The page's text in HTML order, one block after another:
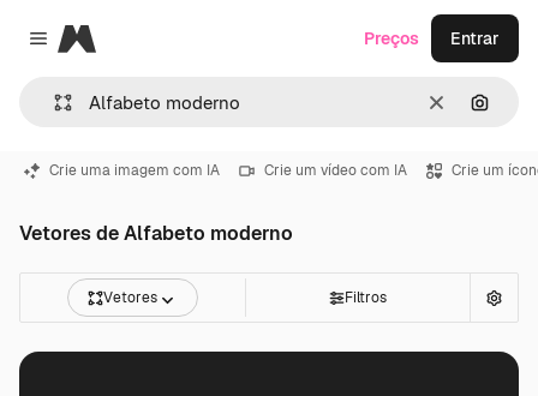
Close menu
Magnific
Limpar
Preços Entrar
Crie uma imagem com IA Crie um vídeo com IA Crie um
Vetores de Alfabeto moderno
Vetores Filtros